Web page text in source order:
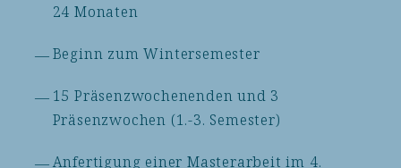
24 Monaten
Beginn zum Wintersemester
15 Präsenzwochenenden und 3
Präsenzwochen (1.-3. Semester)
Anfertigung einer Masterarbeit im 4.